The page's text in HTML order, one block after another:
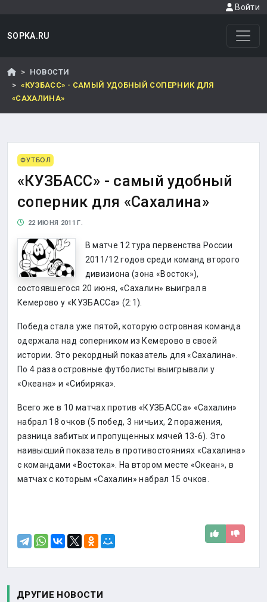
Войти
SOPKA.RU
НОВОСТИ
«КУЗБАСС» - САМЫЙ УДОБНЫЙ СОПЕРНИК ДЛЯ
«САХАЛИНА»
ФУТБОЛ
«КУЗБАСС» - самый удобный
соперник для «Сахалина»
22 ИЮНЯ 2011 Г.
В матче 12 тура первенства России
2011/12 годов среди команд второго
дивизиона (зона «Восток»),
состоявшегося 20 июня, «Сахалин» выиграл в
Кемерово у «КУЗБАССа» (2:1).
Победа стала уже пятой, которую островная команда
одержала над соперником из Кемерово в своей
истории. Это рекордный показатель для «Сахалина».
По 4 раза островные футболисты выигрывали у
«Океана» и «Сибиряка».
Всего же в 10 матчах против «КУЗБАССа» «Сахалин»
набрал 18 очков (5 побед, 3 ничьих, 2 поражения,
разница забитых и пропущенных мячей 13-6). Это
наивысший показатель в противостояниях «Сахалина»
с командами «Востока». На втором месте «Океан», в
матчах с которым «Сахалин» набрал 15 очков.
ДРУГИЕ НОВОСТИ